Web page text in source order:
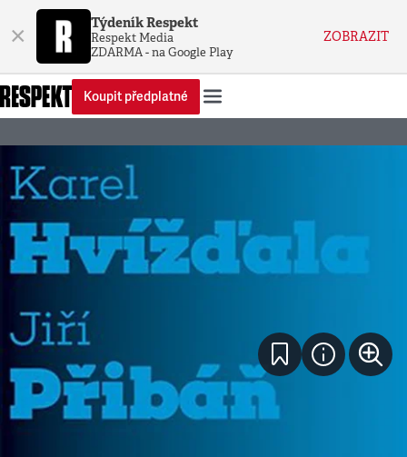
× Týdeník Respekt
Respekt Media
ZDARMA - na Google Play
ZOBRAZIT
Koupit předplatné
Kultura •9. 5. 2021•4minuty